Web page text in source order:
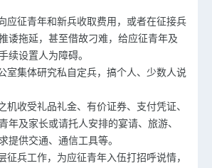
应征青年和新兵收取费用，或者在征接兵
诿拖延，甚至借故刁难，给应征青年及
续设置人为障碍。
室集体研究私自定兵，搞个人、少数人说
机收受礼品礼金、有价证券、支付凭证、
年及家长或请托人安排的宴请、旅游、
提供交通、通信工具等。
征兵工作，为应征青年入伍打招呼说情，